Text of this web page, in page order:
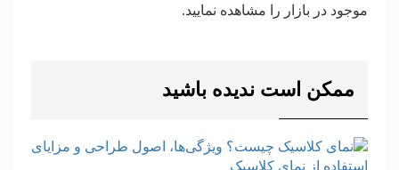
موجود در بازار را مشاهده نمایید.
ممکن است ندیده باشید